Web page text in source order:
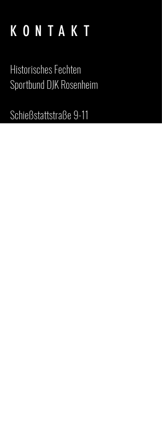
KONTAKT
Historisches Fechten
Sportbund DJK Rosenheim
Schießstattstraße 9-11